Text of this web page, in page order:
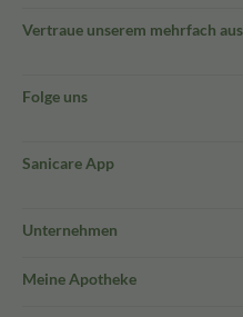
Vertraue unserem mehrfach
Folge uns
Sanicare App
Unternehmen
Meine Apotheke